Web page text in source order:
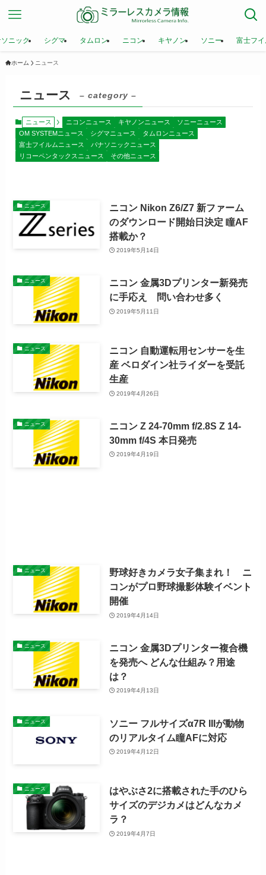
ニック シグマ タムロン ニコン キヤノン ソニー 富士フ
ホーム ニュース
ニュース – category –
ニュース ニコンニュース キヤノンニュース
ソニーニュース
OM SYSTEMニュース
シグマニュース
タムロンニュース
富士フイルムニュース
パナソニックニュース
リコーペンタックスニュース
その他ニュース
ニュース
ニコン Nikon Z6/Z7 新ファーム
のダウンロード開始日決定 瞳AF
搭載か？
2019年5月14日
ニュース
ニコン 金属3Dプリンター新発売
に手応え 問い合わせ多く
2019年5月11日
ニュース
ニコン 自動運転用センサーを生
産 ベロダイン社ライダーを受託
生産
2019年4月26日
ニュース
ニコン Z 24-70mm f/2.8S Z 14-
30mm f/4S 本日発売
2019年4月19日
ニュース
野球好きカメラ女子集まれ！ ニ
コンがプロ野球撮影体験イベント
開催
2019年4月14日
ニュース
ニコン 金属3Dプリンター複合機
を発売へ どんな仕組み？用途
は？
2019年4月13日
ニュース
ソニー フルサイズα7R IIIが動物
のリアルタイム瞳AFに対応
2019年4月12日
ニュース
はやぶさ2に搭載された手のひら
サイズのデジカメはどんなカメ
ラ？
2019年4月7日